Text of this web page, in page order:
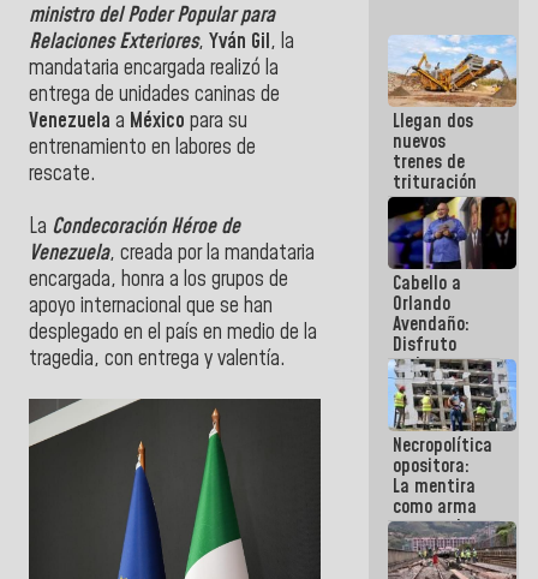
ministro del Poder Popular para
Relaciones Exteriores, Yván Gil, la
mandataria encargada realizó la
entrega de unidades caninas de
Venezuela a México para su
entrenamiento en labores de
rescate.
La Condecoración Héroe de
Venezuela, creada por la mandataria
encargada, honra a los grupos de
apoyo internacional que se han
desplegado en el país en medio de la
tragedia, con entrega y valentía.
Llegan dos
nuevos
trenes de
trituración
para
optimizar
manejo de
escombros
en La Guaira
Cabello a
Orlando
Avendaño:
Disfruto
cada vez
que escribes
porque lo
que haces
es
embarrarla
Necropolítica
opositora:
La mentira
como arma
contra el
Pueblo